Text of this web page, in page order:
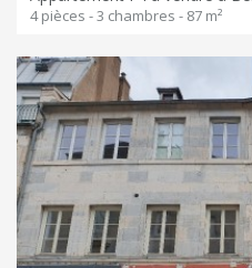
4 pièces - 3 chambres - 87 m²